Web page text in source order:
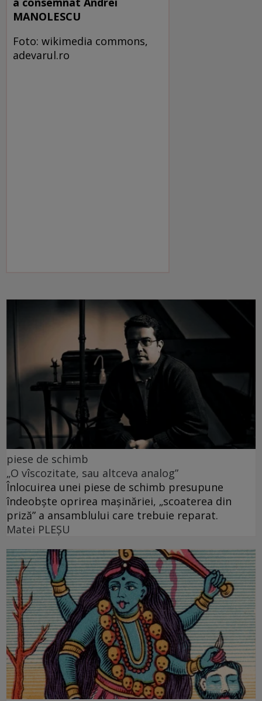
MANOLESCU
Foto: wikimedia commons,
adevarul.ro
piese de schimb
„O vîscozitate, sau altceva analog”
Înlocuirea unei piese de schimb presupune
îndeobște oprirea mașinăriei, „scoaterea din
priză” a ansamblului care trebuie reparat.
Matei PLEŞU